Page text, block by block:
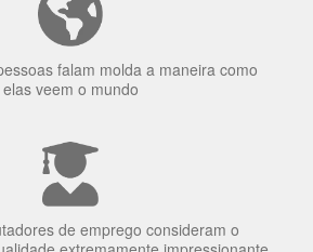
elas veem o mundo